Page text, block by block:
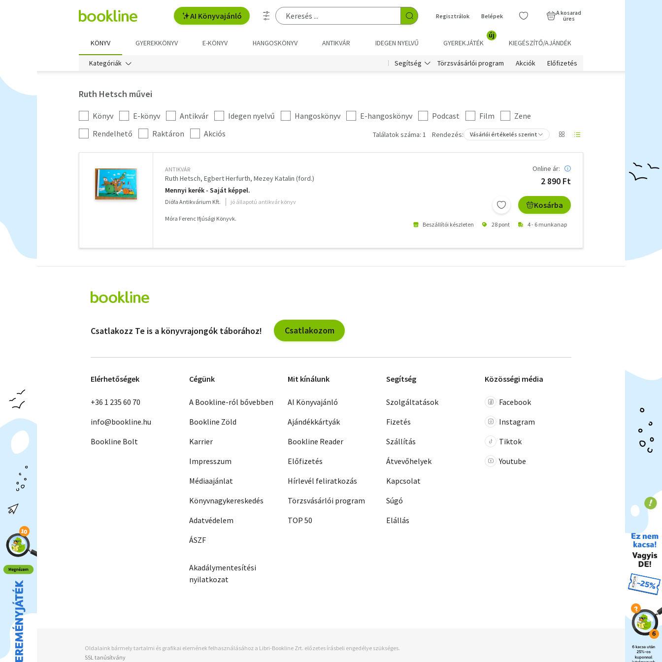
AI Könyvajánló Regisztrálok Belépek
A kosarad
üres
KÖNYV GYEREKKÖNYV E-KÖNYV HANGOSKÖNYV ANTIKVÁR IDEGEN NYELVŰ GYEREKJÁTÉK
új
KIEGÉSZÍTŐ/AJÁNDÉK
Kategóriák Segítség Törzsvásárlói program Akciók Előfizetés
Ruth Hetsch művei
Kategória
szűrés
Könyv E-könyv Antikvár Idegen nyelvű Hangoskönyv E-hangoskönyv Podcast Film
Zene
További
szűrők
Rendelhető Raktáron Akciós Találatok száma: 1 Rendezés: Vásárlói értékelés szerint
ANTIKVÁR
Ruth Hetsch Egbert Herfurth Mezey Katalin (ford.)
Mennyi kerék - Saját képpel.
Diófa Antikvárium Kft. jó állapotú antikvár könyv
Móra Ferenc Ifjúsági Könyvk.
Online ár:
2 890 Ft
Kosárba
Beszállítói készleten 28 pont 4 - 6 munkanap
szűrők
Csatlakozz Te is a könyvrajongók táborához! Csatlakozom
Elérhetőségek
+36 1 235 60 70
info@bookline.hu
Bookline Bolt
Cégünk
A Bookline-ról bővebben
Bookline Zöld
Karrier
Impresszum
Médiaajánlat
Könyvnagykereskedés
Adatvédelem
ÁSZF
Akadálymentesítési
nyilatkozat
Mit kínálunk
AI Könyvajánló
Ajándékkártyák
Bookline Reader
Előfizetés
Hírlevél feliratkozás
Törzsvásárlói program
TOP 50
Segítség
Szolgáltatások
Fizetés
Szállítás
Átvevőhelyek
Kapcsolat
Súgó
Elállás
Közösségi média
Facebook
Instagram
Tiktok
Youtube
Oldalaink bármely tartalmi és grafikai elemének felhasználásához a Libri-Bookline Zrt. előzetes írásbeli engedélye szükséges.
SSL tanúsítvány